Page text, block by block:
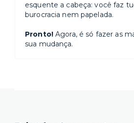
esquente a cabeça: você faz
burocracia nem papelada.
Pronto!Agora, é só fazer as
sua mudança.